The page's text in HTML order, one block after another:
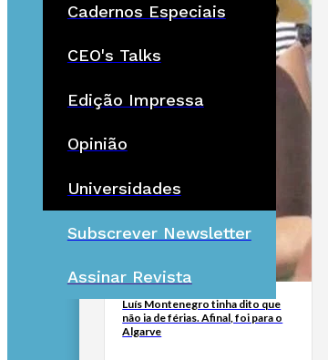
Cadernos Especiais
CEO's Talks
Edição Impressa
Opinião
Universidades
Subscrever Newsletter
Assinar Revista
Luís Montenegro tinha dito que
não ia de férias. Afinal, foi para o
Algarve